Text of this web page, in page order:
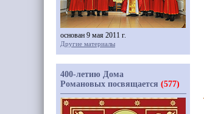
основан 9 мая 2011 г.
Другие материалы
400-летию Дома
Романовых посвящается (577)